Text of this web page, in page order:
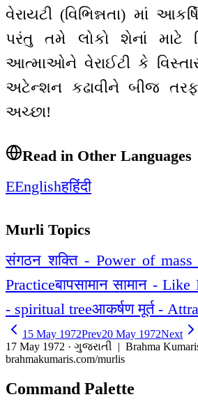
વેરાયટી (વિભિન્નતા) માં
પરંતુ તમે લોકો શેનાં માટે
આત્માઓને વેરાઈટી કે
અટેન્શન કઢાવીને બીજ તરફ
અચ્છા!
Read in Other Languages
EEnglishहहिंदी
Murli Topics
संगठन शक्ति - Power of mass
Practiceबापसामान सामान - Like
- spiritual treeआकर्षण मूर्त -
15 May 1972Prev20 May 1972Next
17 May 1972 · ગુજરાતી | Brahma
brahmakumaris.com/murlis
Command Palette